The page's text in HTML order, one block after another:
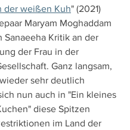
der weißen Kuh" (2021)
Maryam Moghaddam
Sanaeeha Kritik an der
der Frau in der
Ganz langsam,
sehr deutlich
nun auch in "Ein kleines
diese Spitzen
im Land der